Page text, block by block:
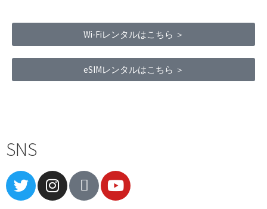
Wi-Fiレンタルはこちら ＞
eSIMレンタルはこちら ＞
SNS